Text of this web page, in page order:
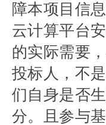
障本项目信
云计算平台
的实际需要
投标人，不
们自身是否
分。且参与